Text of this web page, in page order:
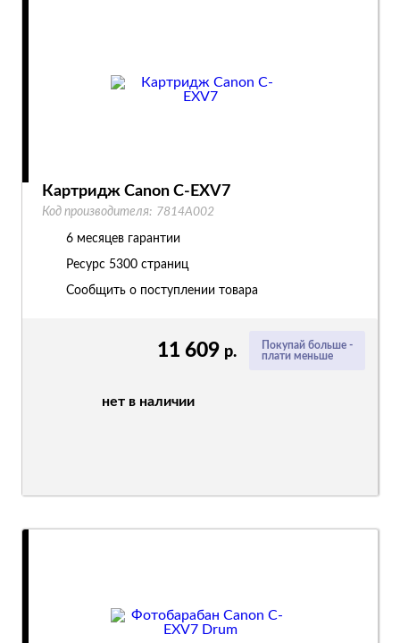
Покупай больше -
плати меньше
11 609 р.
нет в наличии
Картридж Canon C-EXV7
Код производителя: 7814A002
6 месяцев гарантии
Ресурс 5300 страниц
Сообщить о поступлении товара